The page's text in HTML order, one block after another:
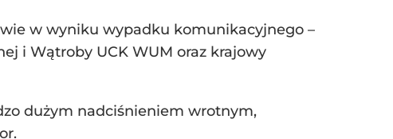
w wyniku wypadku komunikacyjnego –
i Wątroby UCK WUM oraz krajowy
dużym nadciśnieniem wrotnym,